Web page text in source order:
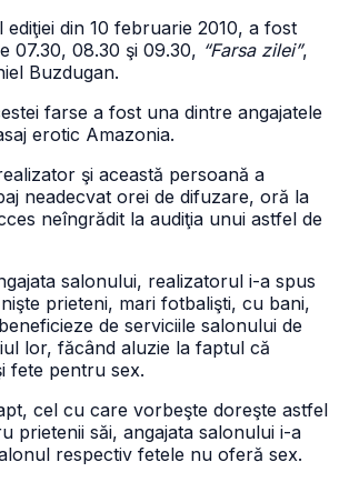
din 10 februarie 2010, a fost
07.30, 08.30 şi 09.30, “Farsa zilei”,
Buzdugan.
farse a fost una dintre angajatele
erotic Amazonia.
şi această persoană a
neadecvat orei de difuzare, oră la
neîngrădit la audiţia unui astfel de
salonului, realizatorul i-a spus
prieteni, mari fotbalişti, cu bani,
de serviciile salonului de
lor, făcând aluzie la faptul că
fete pentru sex.
cel cu care vorbeşte doreşte astfel
prietenii săi, angajata salonului i-a
respectiv fetele nu oferă sex.